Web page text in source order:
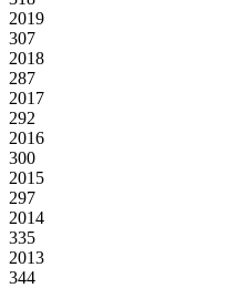
2019
307
2018
287
2017
292
2016
300
2015
297
2014
335
2013
344